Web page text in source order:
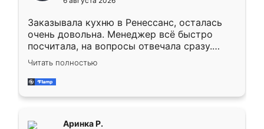
мебели буду заказывать только здесь.
Заказывала кухню в Ренессанс, осталась
очень довольна. Менеджер всё быстро
посчитала, на вопросы отвечала сразу.
Замерщик приехал в субботу, подошёл к
делу со всей ответственностью. Собрали
за день, ребята работали аккуратно, даже
Читать полностью
Аринка Р.